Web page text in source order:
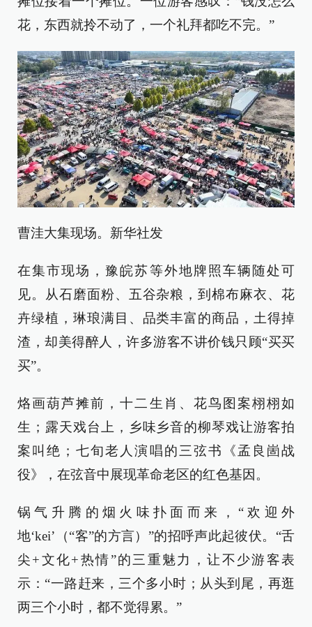
花，东西就拎不动了，一个礼拜都吃不完。”
曹洼大集现场。新华社发
在集市现场，豫皖苏等外地牌照车辆随处可
见。从石磨面粉、五谷杂粮，到棉布麻衣、花
卉绿植，琳琅满目、品类丰富的商品，土得掉
渣，却美得醉人，许多游客不讲价钱只顾“买买
买”。
烙画葫芦摊前，十二生肖、花鸟图案栩栩如
生；露天戏台上，乡味乡音的柳琴戏让游客拍
案叫绝；七旬老人演唱的三弦书《孟良崮战
役》，在弦音中展现革命老区的红色基因。
锅气升腾的烟火味扑面而来，“欢迎外
地‘kei’（“客”的方言）”的招呼声此起彼伏。“舌
尖+文化+热情”的三重魅力，让不少游客表
示：“一路赶来，三个多小时；从头到尾，再逛
两三个小时，都不觉得累。”